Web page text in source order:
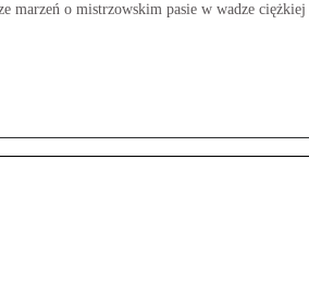
marzeń o mistrzowskim pasie w wadze ciężkiej